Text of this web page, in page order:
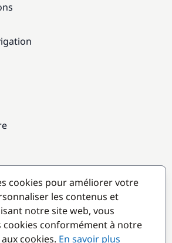
cookies pour améliorer votre
les contenus et
notre site web, vous
cookies conformément à notre
cookies. En savoir plus